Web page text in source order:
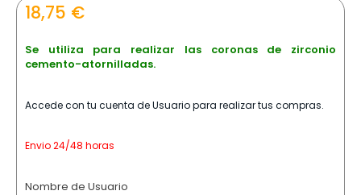
18,75 €
Se utiliza para realizar las coronas de zirconio
cemento-atornilladas.
Accede con tu cuenta de Usuario para realizar tus compras.
Envio 24/48 horas
Nombre de Usuario